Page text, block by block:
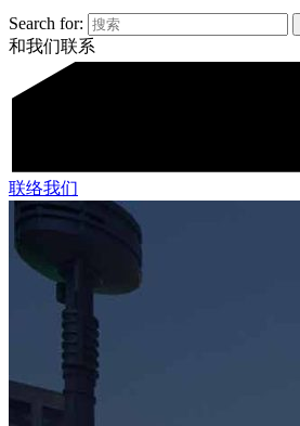
Search for:
和我们联系
联络我们